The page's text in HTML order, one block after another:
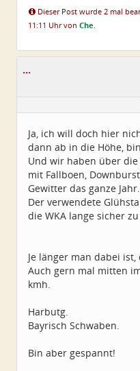
Dieser Post wurde 2 mal
11:11 Uhr von Che.
...
Ja, ich will doch hier
dann ab in die Höhe,
Und wir haben über
mit Fallboen,
Gewitter das ganze Jahr.
Der verwendete
die WKA lange sicher
Je länger man dabei
Auch gern mal mitten
kmh.
Harbutg.
Bayrisch Schwaben.
Bin aber gespannt!